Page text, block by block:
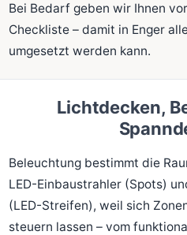
Bei Bedarf geben wir Ihnen
Checkliste – damit in Enger
umgesetzt werden kann.
Lichtdecken,
Beleuchtung bestimmt die
LED-Einbaustrahler (Spots)
(LED-Streifen), weil sich
steuern lassen – vom